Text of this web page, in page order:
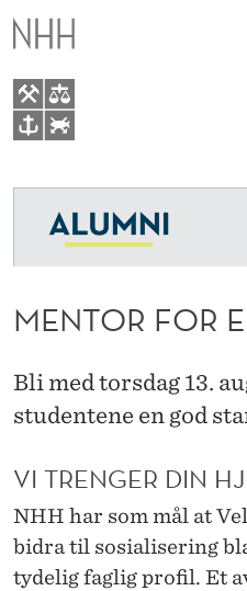
M
E
N
T
O
F
O
R
E
N
D
A
G
O
M
N
Y
Ø
T
T
T
Medlem
Kulljubileum
Om NHH Alumni
MENTOR FOR
Bli med torsdag 13.
studentene en god
VI TRENGER DIN
NHH har som mål at
bidra til sosialisering
tydelig faglig profil. Et